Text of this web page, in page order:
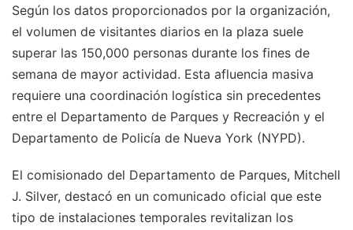
Según los datos proporcionados por la organización,
el volumen de visitantes diarios en la plaza suele
superar las 150,000 personas durante los fines de
semana de mayor actividad. Esta afluencia masiva
requiere una coordinación logística sin precedentes
entre el Departamento de Parques y Recreación y el
Departamento de Policía de Nueva York (NYPD).
El comisionado del Departamento de Parques, Mitchell
J. Silver, destacó en un comunicado oficial que este
tipo de instalaciones temporales revitalizan los